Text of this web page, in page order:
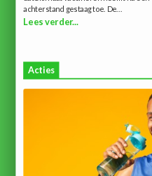
achterstand gestaag toe. De...
Lees verder...
Acties